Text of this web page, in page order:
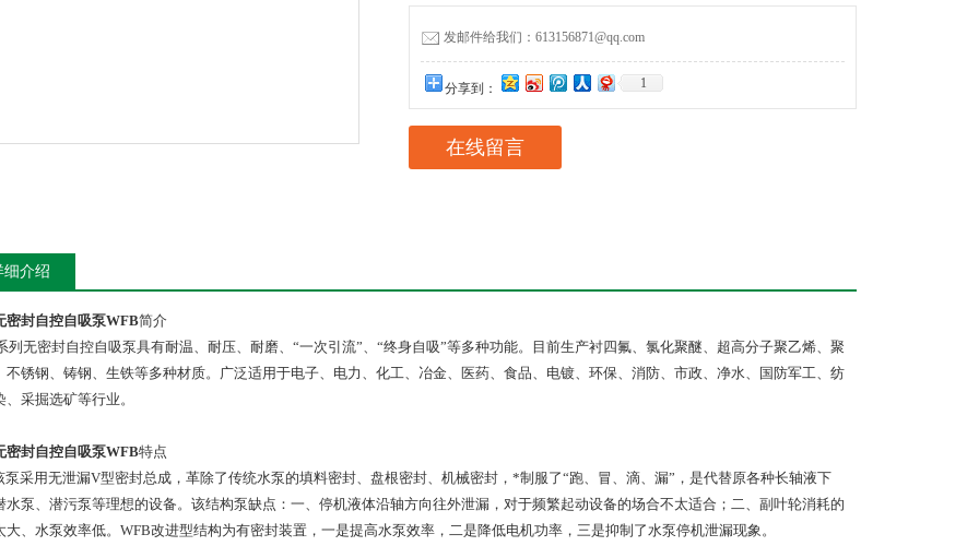
发邮件给我们：613156871@qq.com
分享到： 1
在线留言
细介绍
密封自控自吸泵WFB简介
列无密封自控自吸泵具有耐温、耐压、耐磨、“一次引流”、“终身自吸”等多种功能。目前生产衬四氟、氯化聚醚、超高分子聚乙烯、聚
不锈钢、铸钢、生铁等多种材质。广泛适用于电子、电力、化工、冶金、医药、食品、电镀、环保、消防、市政、净水、国防军工、纺
、采掘选矿等行业。
密封自控自吸泵WFB特点
采用无泄漏V型密封总成，革除了传统水泵的填料密封、盘根密封、机械密封，*制服了“跑、冒、滴、漏”，是代替原各种长轴液下
水泵、潜污泵等理想的设备。该结构泵缺点：一、停机液体沿轴方向往外泄漏，对于频繁起动设备的场合不太适合；二、副叶轮消耗的
大、水泵效率低。WFB改进型结构为有密封装置，一是提高水泵效率，二是降低电机功率，三是抑制了水泵停机泄漏现象。